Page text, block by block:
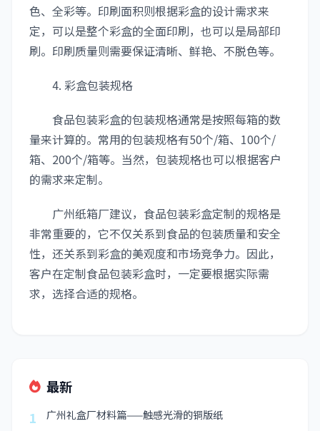
色、全彩等。印刷面积则根据彩盒的设计需求来
定，可以是整个彩盒的全面印刷，也可以是局部印
刷。印刷质量则需要保证清晰、鲜艳、不脱色等。
4. 彩盒包装规格
食品包装彩盒的包装规格通常是按照每箱的数
量来计算的。常用的包装规格有50个/箱、100个/
箱、200个/箱等。当然，包装规格也可以根据客户
的需求来定制。
广州纸箱厂建议，食品包装彩盒定制的规格是
非常重要的，它不仅关系到食品的包装质量和安全
性，还关系到彩盒的美观度和市场竞争力。因此，
客户在定制食品包装彩盒时，一定要根据实际需
求，选择合适的规格。
最新
1
广州礼盒厂材料篇——触感光滑的铜版纸